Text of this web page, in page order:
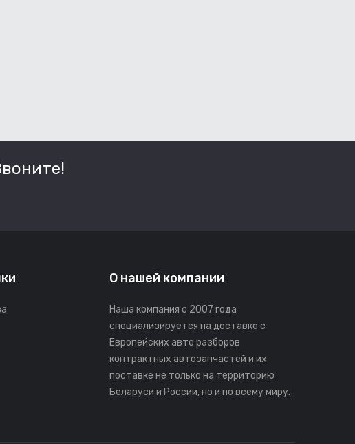
О нашей компании
Наша компания с 2007 года
специализируется на доставке с
Европейских авто разборов
контрактных автозапчастей и их
поставке не только на территорию
Беларуси и России, но и по всему миру.